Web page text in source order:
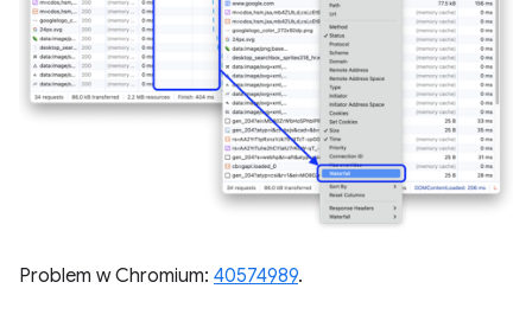
Problem w Chromium: 40574989.